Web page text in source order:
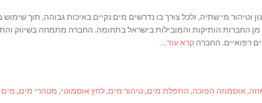
וטיהור מי שתיה, ולכל צורך בו נדרשים מים נקיים באיכות גבוהה, תוך שימוש
ביותר בשוק העולמי. וילי מטהרי מים (1988) מן החברות הותיקות והמובילות בישראל בתחומה. החברה
רפואיים. החברה קרא עוד…
, אוסמוזה הפוכה, התפלת מים,טיהור מים,לחץ אוסמוטי, מטהרי מים, מים